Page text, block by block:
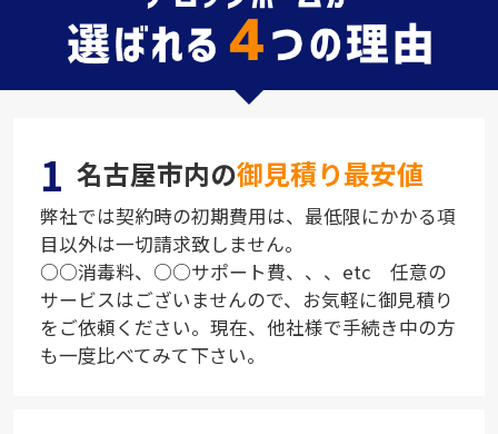
1 名古屋市内の御見積り最安値
弊社では契約時の初期費用は、最低限にかかる項
目以外は一切請求致しません。
○○消毒料、○○サポート費、、、etc 任意の
サービスはございませんので、お気軽に御見積り
をご依頼ください。現在、他社様で手続き中の方
も一度比べてみて下さい。